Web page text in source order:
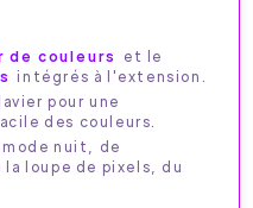
de couleurs
et le
intégrés à l'extension.
pour une
des couleurs.
nuit, de
loupe de pixels, du